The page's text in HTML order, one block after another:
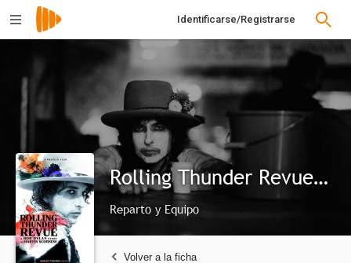
Identificarse/Registrarse
Rolling Thunder Revue: A Bob Dylan Story by Martin Scorsese
Reparto y Equipo
Volver a la ficha